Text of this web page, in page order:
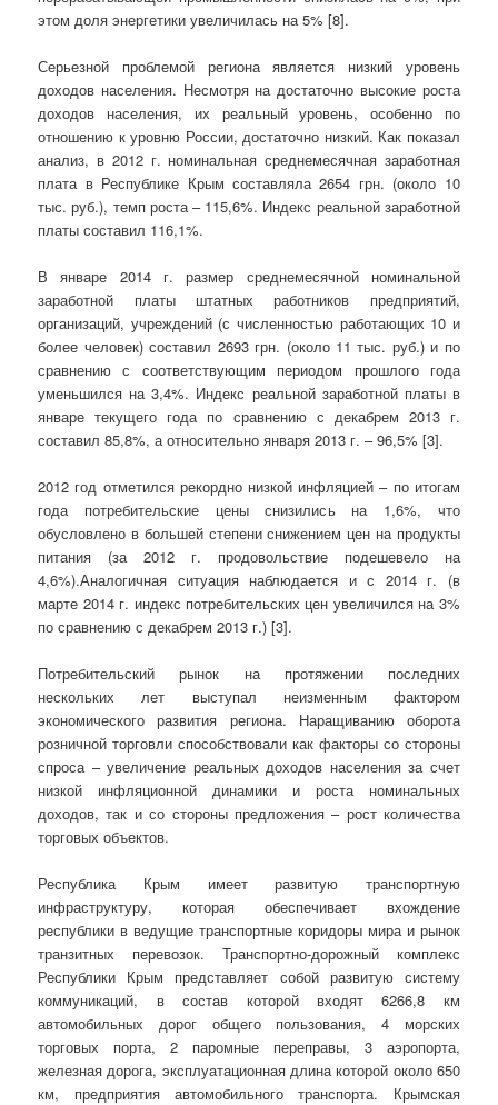
этом доля энергетики увеличилась на 5% [8].
Серьезной проблемой региона является низкий уровень
доходов населения. Несмотря на достаточно высокие роста
доходов населения, их реальный уровень, особенно по
отношению к уровню России, достаточно низкий. Как показал
анализ, в 2012 г. номинальная среднемесячная заработная
плата в Республике Крым составляла 2654 грн. (около 10
тыс. руб.), темп роста – 115,6%. Индекс реальной заработной
платы составил 116,1%.
В январе 2014 г. размер среднемесячной номинальной
заработной платы штатных работников предприятий,
организаций, учреждений (с численностью работающих 10 и
более человек) составил 2693 грн. (около 11 тыс. руб.) и по
сравнению с соответствующим периодом прошлого года
уменьшился на 3,4%. Индекс реальной заработной платы в
январе текущего года по сравнению с декабрем 2013 г.
составил 85,8%, а относительно января 2013 г. – 96,5% [3].
2012 год отметился рекордно низкой инфляцией – по итогам
года потребительские цены снизились на 1,6%, что
обусловлено в большей степени снижением цен на продукты
питания (за 2012 г. продовольствие подешевело на
4,6%).Аналогичная ситуация наблюдается и с 2014 г. (в
марте 2014 г. индекс потребительских цен увеличился на 3%
по сравнению с декабрем 2013 г.) [3].
Потребительский рынок на протяжении последних
нескольких лет выступал неизменным фактором
экономического развития региона. Наращиванию оборота
розничной торговли способствовали как факторы со стороны
спроса – увеличение реальных доходов населения за счет
низкой инфляционной динамики и роста номинальных
доходов, так и со стороны предложения – рост количества
торговых объектов.
Республика Крым имеет развитую транспортную
инфраструктуру, которая обеспечивает вхождение
республики в ведущие транспортные коридоры мира и рынок
транзитных перевозок. Транспортно-дорожный комплекс
Республики Крым представляет собой развитую систему
коммуникаций, в состав которой входят 6266,8 км
автомобильных дорог общего пользования, 4 морских
торговых порта, 2 паромные переправы, 3 аэропорта,
железная дорога, эксплуатационная длина которой около 650
км, предприятия автомобильного транспорта. Крымская